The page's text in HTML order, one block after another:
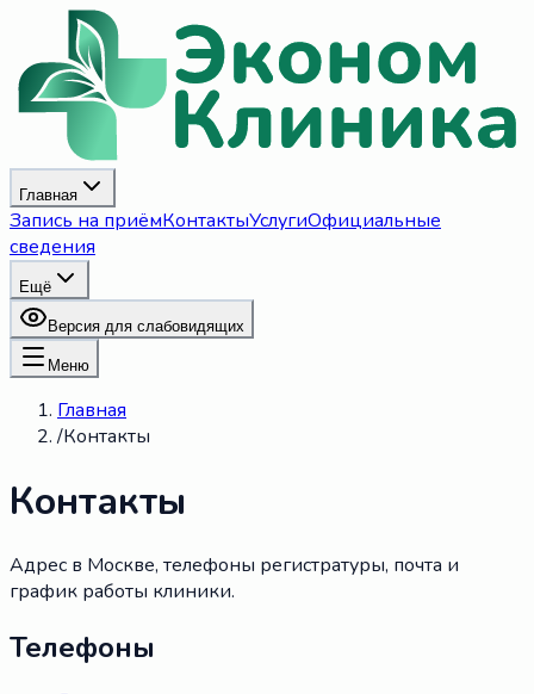
Главная
Запись на приёмКонтактыУслугиОфициальные
сведения
Ещё
Версия для слабовидящих
Меню
Главная
/Контакты
Контакты
Адрес в Москве, телефоны регистратуры, почта и
график работы клиники.
Телефоны